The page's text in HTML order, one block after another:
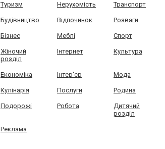
Туризм Нерухомість Транспорт
Будівництво Відпочинок Розваги
Бізнес Меблі Спорт
Жіночий
розділ
Інтернет Культура
Економіка Інтер'єр Мода
Кулінарія Послуги Родина
Подорожі Робота
Дитячий
розділ
Реклама